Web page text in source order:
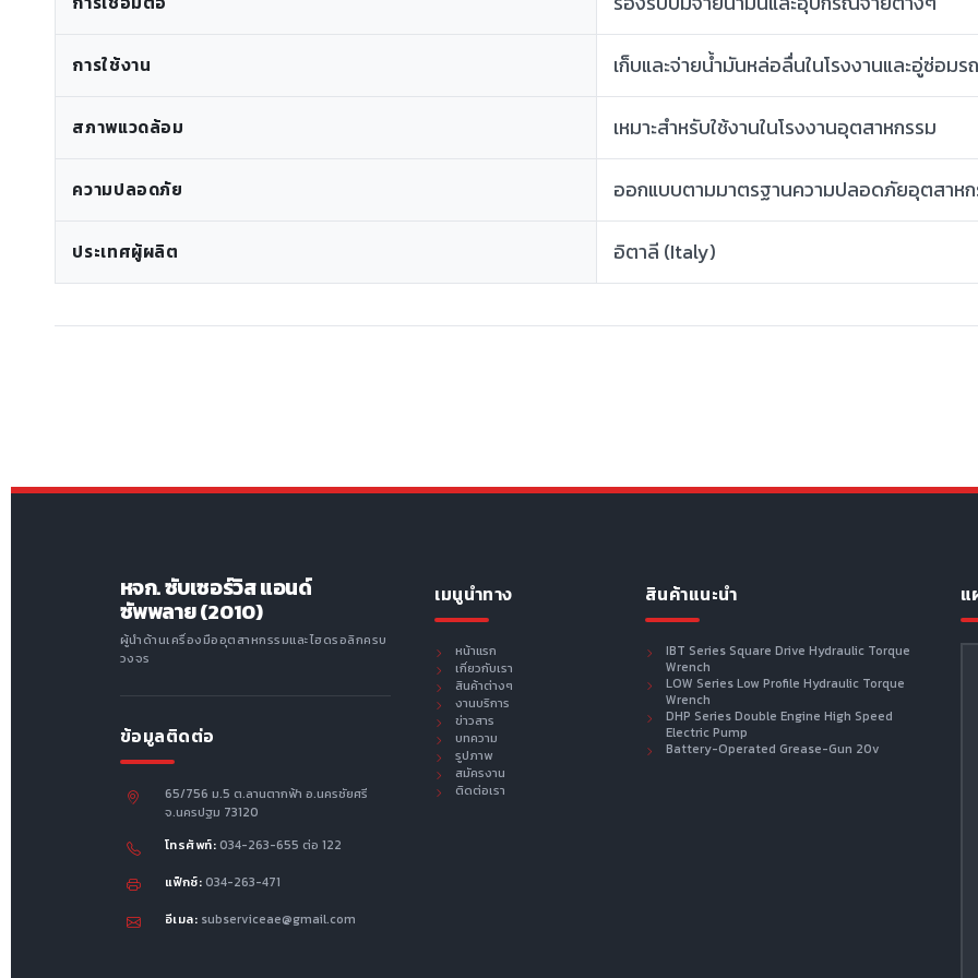
การใช้งาน เก็บและจ่ายน้ำมันหล่อลื่นในโรงงานและอู่ซ่อมรถ
สภาพแวดล้อม เหมาะสำหรับใช้งานในโรงงานอุตสาหกรรม
ความปลอดภัย ออกแบบตามมาตรฐานความปลอดภัยอุตสาห
ประเทศผู้ผลิต อิตาลี (Italy)
หจก. ซับเซอร์วิส แอนด์
ซัพพลาย (2010)
ผู้นำด้านเครื่องมืออุตสาหกรรมและไฮดรอลิกครบ
วงจร
ข้อมูลติดต่อ
65/756 ม.5 ต.ลานตากฟ้า อ.นครชัยศรี
จ.นครปฐม 73120
โทรศัพท์: 034-263-655 ต่อ 122
แฟ็กซ์: 034-263-471
อีเมล: subserviceae@gmail.com
เมนูนำทาง
หน้าแรก
เกี่ยวกับเรา
สินค้าต่างๆ
งานบริการ
ข่าวสาร
บทความ
รูปภาพ
สมัครงาน
ติดต่อเรา
สินค้าแนะนำ
IBT Series Square Drive Hydraulic Torque
Wrench
LOW Series Low Profile Hydraulic Torque
Wrench
DHP Series Double Engine High Speed
Electric Pump
Battery-Operated Grease-Gun 20v
แ